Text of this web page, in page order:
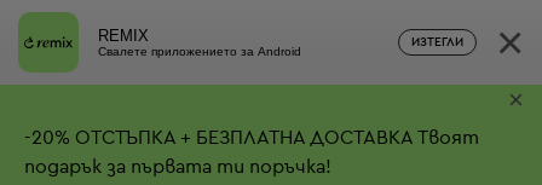
REMIX
Свалете приложението за Android
ИЗТЕГЛИ ×
-20% ОТСТЪПКА + БЕЗПЛАТНА ДОСТАВКА Твоят
подарък за първата ти поръчка!
×